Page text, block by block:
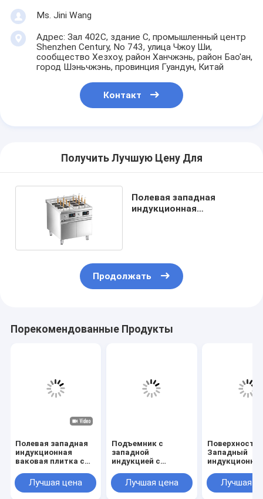
Ms. Jini Wang
Адрес: Зал 402C, здание C, промышленный центр
Shenzhen Century, No 743, улица Чжоу Ши,
сообщество Хезхоу, район Ханчжэнь, район Бао'ан,
город Шэньчжэнь, провинция Гуандун, Китай
Контакт
Получить Лучшую Цену Для
Полевая западная
индукционная
Продолжать
Порекомендованные Продукты
Полевая западная
индукционная
ваковая плитка с
Лучшая цена
Подъемник с
западной
индукцией с
подъемом
Лучшая цена
Поверхность
Западный
резервуар
шкафом
Лучшая